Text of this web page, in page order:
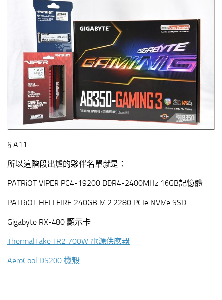
§ A11
所以這階段出爐的夥伴名單就是：
PATRiOT VIPER PC4-19200 DDR4-2400MHz 16GB記憶體
PATRiOT HELLFIRE 240GB M.2 2280 PCIe NVMe SSD
Gigabyte RX-480 顯示卡
ThermalTake TR2 700W 電源供應器
AeroCool DS200 機殼